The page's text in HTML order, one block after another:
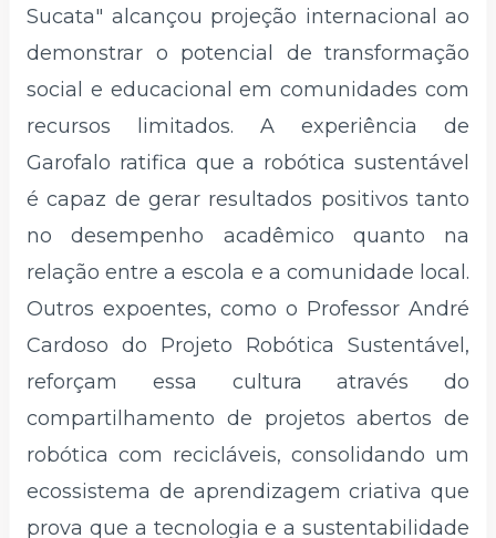
Sucata" alcançou projeção internacional ao
demonstrar o potencial de transformação
social e educacional em comunidades com
recursos limitados. A experiência de
Garofalo ratifica que a robótica sustentável
é capaz de gerar resultados positivos tanto
no desempenho acadêmico quanto na
relação entre a escola e a comunidade local.
Outros expoentes, como o Professor André
Cardoso do Projeto Robótica Sustentável,
reforçam essa cultura através do
compartilhamento de projetos abertos de
robótica com recicláveis, consolidando um
ecossistema de aprendizagem criativa que
prova que a tecnologia e a sustentabilidade